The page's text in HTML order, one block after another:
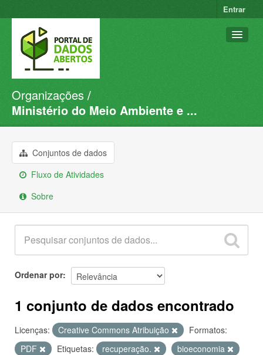
Entrar
Conjuntos de dados
Organizações
Sobre
Organizações
Ministério do Meio Ambiente e ...
Conjuntos de dados
Fluxo de Atividades
Sobre
Ordenar por
1 conjunto de dados encontrado
Licenças: Creative Commons Atribuição
Formatos:
PDF
Etiquetas: recuperação.
bioeconomia